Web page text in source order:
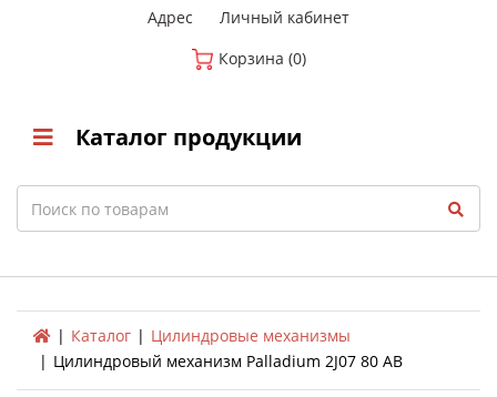
Адрес
Личный кабинет
Корзина (0)
Каталог продукции
Search
Каталог
Цилиндровые механизмы
Цилиндровый механизм Palladium 2J07 80 AB